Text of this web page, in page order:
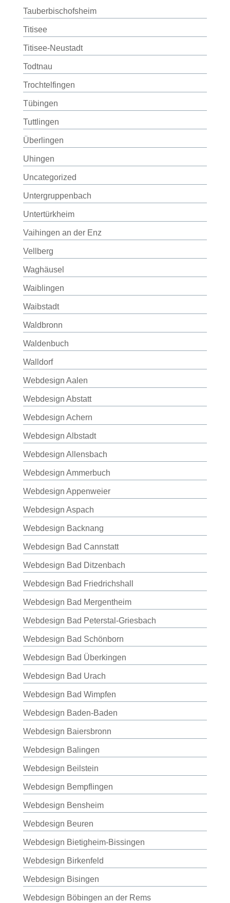
Tauberbischofsheim
Titisee
Titisee-Neustadt
Todtnau
Trochtelfingen
Tübingen
Tuttlingen
Überlingen
Uhingen
Uncategorized
Untergruppenbach
Untertürkheim
Vaihingen an der Enz
Vellberg
Waghäusel
Waiblingen
Waibstadt
Waldbronn
Waldenbuch
Walldorf
Webdesign Aalen
Webdesign Abstatt
Webdesign Achern
Webdesign Albstadt
Webdesign Allensbach
Webdesign Ammerbuch
Webdesign Appenweier
Webdesign Aspach
Webdesign Backnang
Webdesign Bad Cannstatt
Webdesign Bad Ditzenbach
Webdesign Bad Friedrichshall
Webdesign Bad Mergentheim
Webdesign Bad Peterstal-Griesbach
Webdesign Bad Schönborn
Webdesign Bad Überkingen
Webdesign Bad Urach
Webdesign Bad Wimpfen
Webdesign Baden-Baden
Webdesign Baiersbronn
Webdesign Balingen
Webdesign Beilstein
Webdesign Bempflingen
Webdesign Bensheim
Webdesign Beuren
Webdesign Bietigheim-Bissingen
Webdesign Birkenfeld
Webdesign Bisingen
Webdesign Böbingen an der Rems